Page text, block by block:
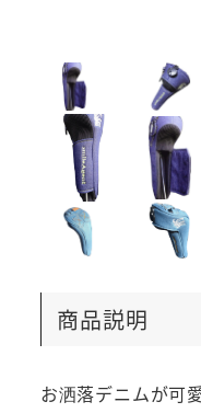
商品説明
お洒落デニムが可